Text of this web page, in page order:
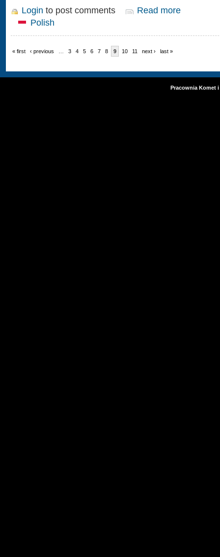
Login to post comments
Read more
Polish
« first ‹ previous … 3 4 5 6 7 8 9 10 11 next › last »
Pracownia Komet